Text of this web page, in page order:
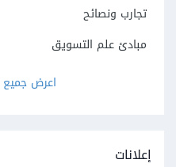
تجارب ونصائح
مبادئ علم التسويق
اعرض
إعلانات